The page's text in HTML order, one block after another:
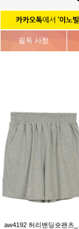
필독 사항